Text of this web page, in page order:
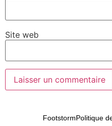
Site web
FootstormPolitique